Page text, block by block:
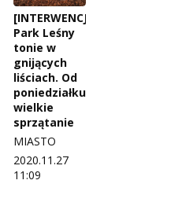
[INTERWENCJA]
Park Leśny
tonie w
gnijących
liściach. Od
poniedziałku
wielkie
sprzątanie
MIASTO
2020.11.27
11:09